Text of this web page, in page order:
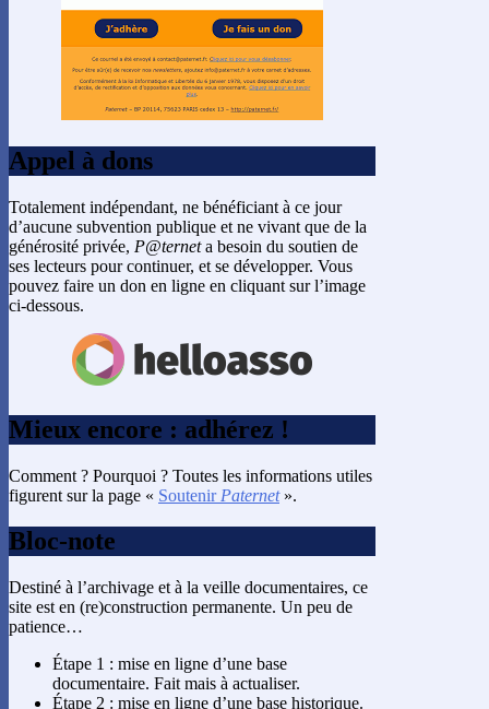
Appel à dons
Totalement indépendant, ne bénéficiant à ce jour
d’aucune subvention publique et ne vivant que de la
générosité privée, P@terneta besoin du soutien de
ses lecteurs pour continuer, et se développer. Vous
pouvez faire un don en ligne en cliquant sur l’image
ci-dessous.
Mieux encore : adhérez !
Comment ? Pourquoi ? Toutes les informations utiles
figurent sur la page « Soutenir Paternet».
Bloc-note
Destiné à l’archivage et à la veille documentaires, ce
site est en (re)construction permanente. Un peu de
patience…
Étape 1 : mise en ligne d’une base
documentaire. Fait mais à actualiser.
Étape 2 : mise en ligne d’une base historique.